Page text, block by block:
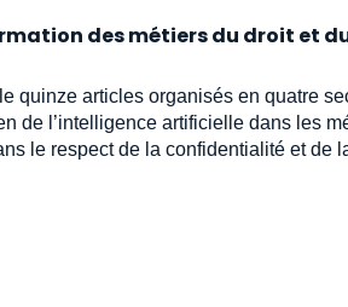
des métiers du droit et
quinze articles organisés en quatre
de l’intelligence artificielle dans les
le respect de la confidentialité et de